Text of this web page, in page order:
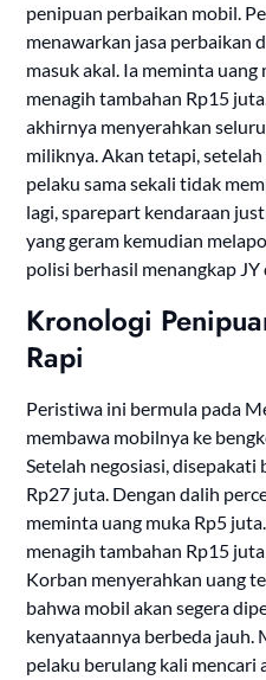
penipuan perbaikan mobil.
menawarkan jasa perbaikan
masuk akal. Ia meminta
menagih tambahan Rp15
akhirnya menyerahkan
miliknya. Akan tetapi,
pelaku sama sekali tidak
lagi, sparepart kendaraan
yang geram kemudian
polisi berhasil menangkap JY
Kronologi
Rapi
Peristiwa ini bermula pada
membawa mobilnya ke
Setelah negosiasi, disepakati
Rp27 juta. Dengan dalih
meminta uang muka Rp5
menagih tambahan Rp15
Korban menyerahkan uang
bahwa mobil akan segera
kenyataannya berbeda
pelaku berulang kali mencari